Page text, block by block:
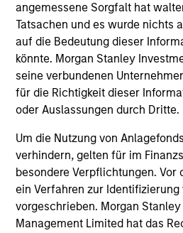
angemessene Sorgfalt hat
Tatsachen und es wurde nichts
auf die Bedeutung dieser
könnte. Morgan Stanley
seine verbundenen
für die Richtigkeit dieser
oder Auslassungen durch Dritte.
Um die Nutzung von
verhindern, gelten für im
besondere Verpflichtungen. Vor
ein Verfahren zur Identifizierung
vorgeschrieben. Morgan
Management Limited hat das
Morgan Stanley
Funds